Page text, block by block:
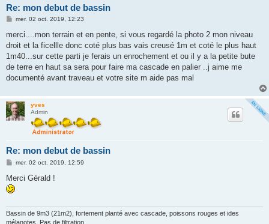
Re: mon debut de bassin
M
s
a
g
mer. 02 oct. 2019, 12:23
merci....mon terrain et en pente, si vous regardé la photo 2 mon niveau
droit et la ficellle donc coté plus bas vais creusé 1m et coté le plus haut
1m40...sur cette parti je ferais un enrochement et ou il y a la petite bute
de terre en haut sa sera pour faire ma cascade en palier ..j aime me
documenté avant traveau et votre site m aide pas mal
yves
Admin
Re: mon debut de bassin
M
s
a
mer. 02 oct. 2019, 12:59
Merci Gérald !
Bassin de 9m3 (21m2), fortement planté avec cascade, poissons rouges et ides
mélanotes. Pas de filtration.